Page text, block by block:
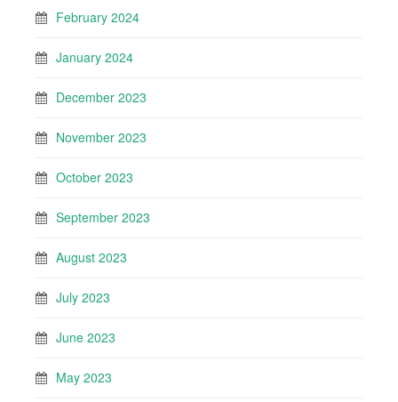
February 2024
January 2024
December 2023
November 2023
October 2023
September 2023
August 2023
July 2023
June 2023
May 2023